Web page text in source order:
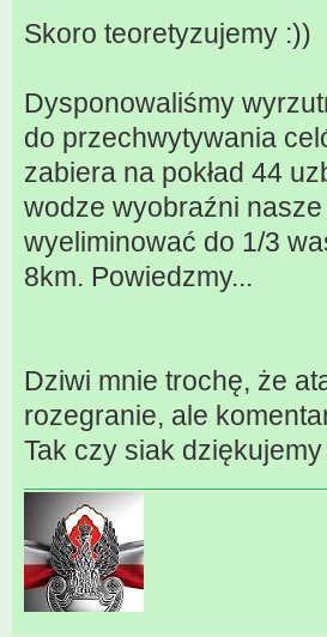
Skoro teoretyzujemy :))
Dysponowaliśmy
do przechwytywania
zabiera na pokład 44
wodze wyobraźni
wyeliminować do 1/3
8km. Powiedzmy...
Dziwi mnie trochę, że
rozegranie, ale
Tak czy siak